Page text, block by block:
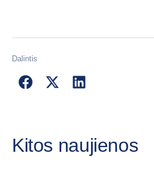
Dalintis
Kitos naujienos